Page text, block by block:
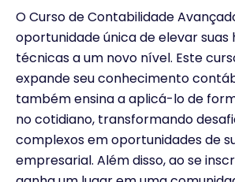
O Curso de Contabilidade
oportunidade única de elevar suas
técnicas a um novo nível. Este
expande seu conhecimento
também ensina a aplicá-lo de
no cotidiano, transformando
complexos em oportunidades de
empresarial. Além disso, ao se